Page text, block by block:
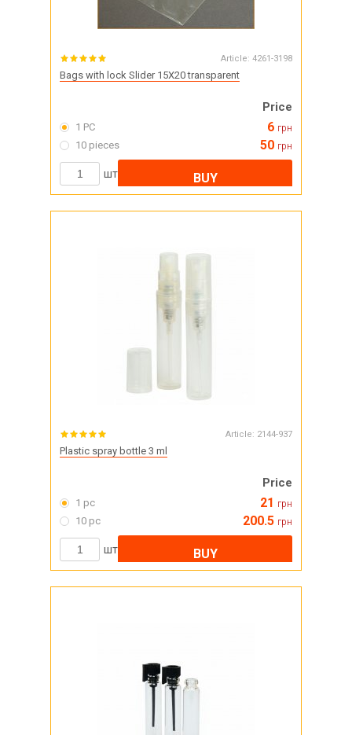
Article: 4261-3198
Bags with lock Slider 15X20 transparent
Price
1 PC 6 грн
10 pieces 50 грн
шт BUY
Article: 2144-937
Plastic spray bottle 3 ml
Price
1 pc 21 грн
10 pc 200.5 грн
шт BUY